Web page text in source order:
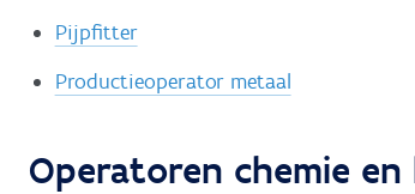
Pijpfitter
Productieoperator metaal
Operatoren chemie